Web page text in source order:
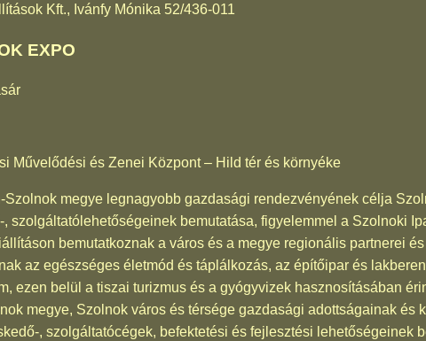
Kft., Ivánfy Mónika 52/436-011
EXPO
Művelődési és Zenei Központ – Hild tér és környéke
Szolnok megye legnagyobb gazdasági rendezvényének célja
, szolgáltatólehetőségeinek bemutatása, figyelemmel a Szolnoki
bemutatkoznak a város és a megye regionális partnerei
az egészséges életmód és táplálkozás, az építőipar és
ezen belül a tiszai turizmus és a gyógyvizek hasznosításában
megye, Szolnok város és térsége gazdasági adottságainak és
, szolgáltatócégek, befektetési és fejlesztési lehetőségeinek